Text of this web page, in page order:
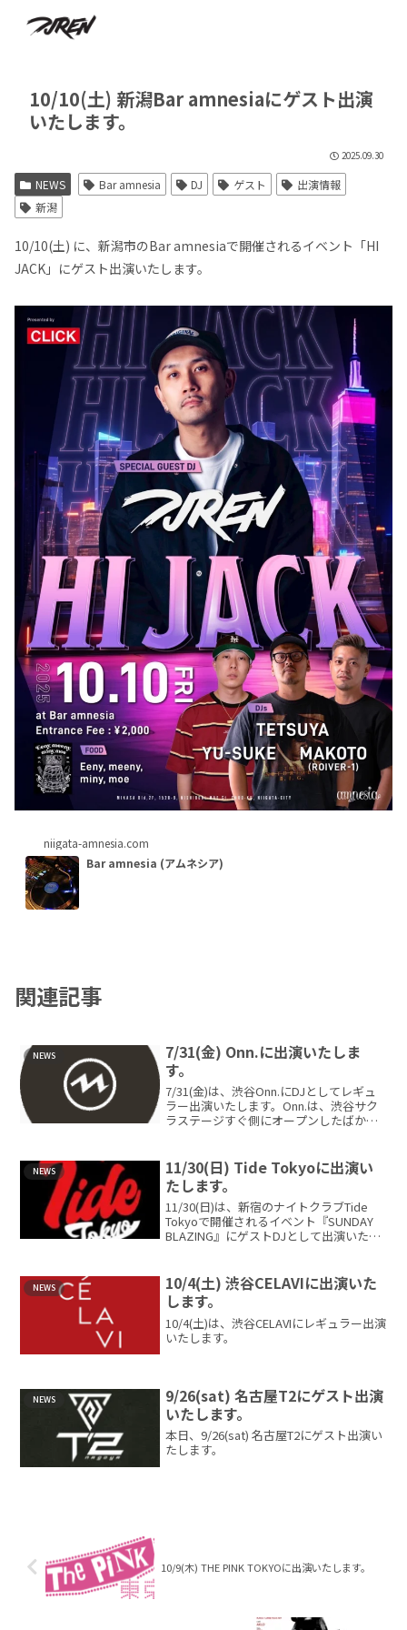
10/10(土) 新潟Bar amnesiaにゲスト出演
いたします。
2025.09.30
NEWS Bar amnesia DJ ゲスト
出演情報
新潟
10/10(土) に、新潟市のBar amnesiaで開催されるイベント「HI
JACK」にゲスト出演いたします。
niigata-amnesia.com
Bar amnesia (アムネシア)
関連記事
NEWS
7/31(金) Onn.に出演いたしま
す。
7/31(金)は、渋谷Onn.にDJとしてレギュ
ラー出演いたします。Onn.は、渋谷サク
ラステージすぐ側にオープンしたばかり
こ...
NEWS
11/30(日) Tide Tokyoに出演い
たします。
11/30(日)は、新宿のナイトクラブTide
Tokyoで開催されるイベント『SUNDAY
BLAZING』にゲストDJとして出演いたし
NEWS
10/4(土) 渋谷CELAVIに出演いた
します。
10/4(土)は、渋谷CELAVIにレギュラー出演
いたします。
NEWS
9/26(sat) 名古屋T2にゲスト出演
いたします。
本日、9/26(sat) 名古屋T2にゲスト出演い
たします。
10/9(木) THE PINK TOKYOに出演いたします。